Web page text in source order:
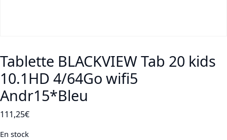
Tablette BLACKVIEW Tab 20 kids
10.1HD 4/64Go wifi5
Andr15*Bleu
111,25€
En stock